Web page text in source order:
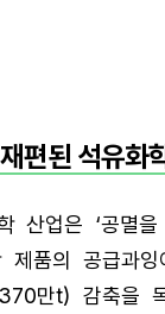
편된 석유화
산업은 ‘공멸
품의 공급과
만t) 감축을